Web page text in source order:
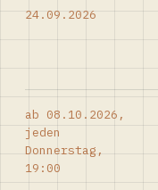
24.09.2026
ab 08.10.2026,
jeden
Donnerstag,
19:00